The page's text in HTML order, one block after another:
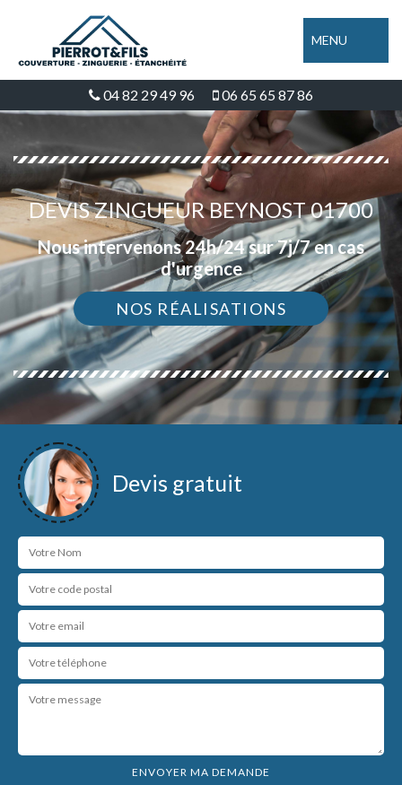
MENU
04 82 29 49 96 06 65 65 87 86
DEVIS ZINGUEUR BEYNOST 01700
Nous intervenons 24h/24 sur 7j/7 en cas
d'urgence
NOS RÉALISATIONS
Devis gratuit